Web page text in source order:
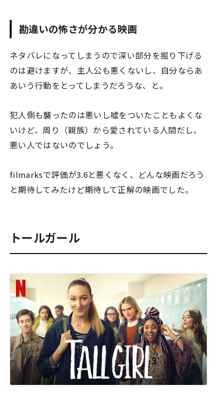
勘違いの怖さが分かる映画
ネタバレになってしまうので深い部分を掘り下げる
のは避けますが、主人公も悪くないし、自分ならあ
あいう行動をとってしまうだろうな、と。
犯人側も襲ったのは悪いし嘘をついたこともよくな
いけど、周り（親族）から愛されている人間だし、
悪い人ではないのでしょう。
filmarksで評価が3.6と悪くなく、どんな映画だろう
と期待してみたけど期待して正解の映画でした。
トールガール